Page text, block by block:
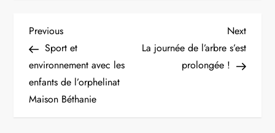
N
a
v
Previous
Post
Previous
Sport et
environnement avec les
enfants de l’orphelinat
Maison Béthanie
Next
Post
Next
La journée de l’arbre s’est
prolongée !